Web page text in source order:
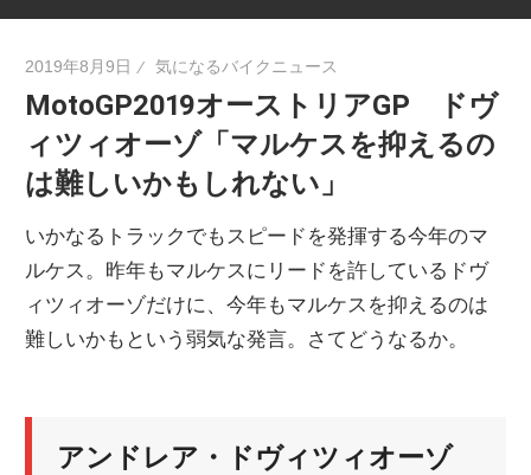
バ
ク
ニ
2019年8月9日 気になるバイクニュース
MotoGP2019オーストリアGP ドヴ
ィツィオーゾ「マルケスを抑えるの
は難しいかもしれない」
いかなるトラックでもスピードを発揮する今年のマ
ルケス。昨年もマルケスにリードを許しているドヴ
ィツィオーゾだけに、今年もマルケスを抑えるのは
難しいかもという弱気な発言。さてどうなるか。
アンドレア・ドヴィツィオーゾ